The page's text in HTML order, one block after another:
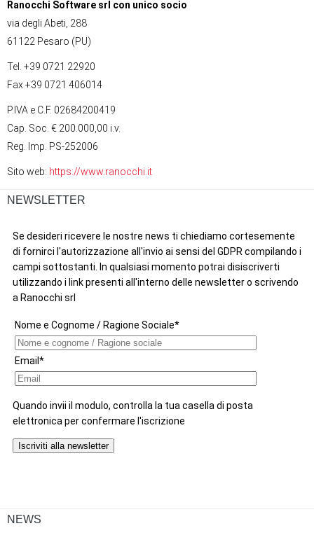
Ranocchi Software srl con unico socio
via degli Abeti, 288
61122 Pesaro (PU)
Tel. +39 0721 22920
Fax +39 0721 406014
P.IVA e C.F. 02684200419
Cap. Soc. € 200.000,00 i.v.
Reg. Imp. PS-252006
Sito web: https://www.ranocchi.it
NEWSLETTER
NEWS